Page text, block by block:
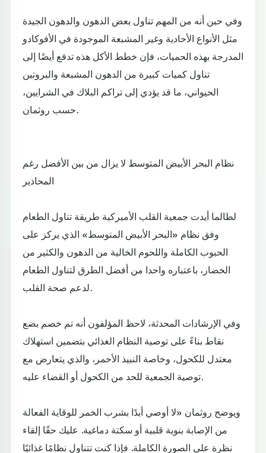
وفي حين أنه من المهم تناول بعض الدهون والدهون الجيدة
مثل الأنواع الأحادية وغير المشبعة الموجودة في الأفوكادو
المدرجة بهذه الحميات، فإن خطط الأكل هذه تدفع أيضًا إلى
تناول كميات كبيرة من الدهون المشبعة والبروتين
الحيواني، ما قد يؤدي إلى تراكم البلاك في الشرايين،
حسب روثمان.
نظام البحر الأبيض المتوسط لا يزال من بين الأفضل رغم
المحاذير
لطالما أيدت جمعية القلب الأميركية طريقة تناول الطعام
وفق نظام «البحر الأبيض المتوسط» الذي يركز على
الحبوب الكاملة واللحوم الخالية من الدهون والكثير من
الخضار، باعتباره واحدا من أفضل الطرق لتناول الطعام
لدعم صحة القلب.
وفي الإرشادات المحدثة، لاحظ المؤلفون أنه تم خصم بضع
نقاط بناءً على توصية النظام الغذائي بتضمين استهلاك
معتدل للكحول، وخاصة النبيذ الأحمر، والذي يتعارض مع
توصية الجمعية للحد من الكحول أو القضاء عليه.
ويوضح روثمان «لا أوصي أبدًا بشرب الخمر للوقاية الفعالة
من الإصابة بنوبة قلبية أو سكتة دماغية. عليك حقًا إلقاء
نظرة على الصورة الكاملة. فإذا كنت تتناول نظامًا غذائيًا